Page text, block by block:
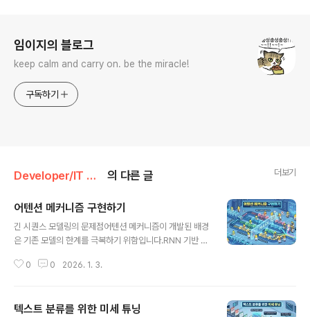
임이지의 블로그
keep calm and carry on. be the miracle!
구독하기
Developer/IT 도서 의 다른 글 더보기
어텐션 메커니즘 구현하기
긴 시퀀스 모델링의 문제점어텐션 메커니즘이 개발된 배경
은 기존 모델의 한계를 극복하기 위함입니다.RNN 기반 인
N(Recurrent Neural Network) 층을 사용하여 구현되
den State) 또는 문맥 벡터만을 디코더에게 전달합니다.
0 0 2026. 1. 3.
텍스트 분류를 위한 미세 튜닝